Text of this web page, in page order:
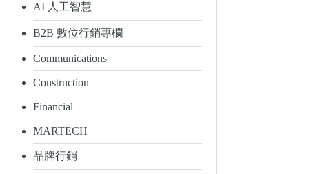
AI 人工智慧
B2B 數位行銷專欄
Communications
Construction
Financial
MARTECH
品牌行銷